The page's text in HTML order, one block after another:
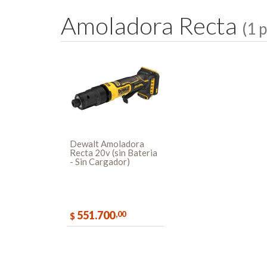
Amoladora Recta (1
Dewalt Amoladora
Recta 20v (sin Bateria
- Sin Cargador)
$ 551.700,00